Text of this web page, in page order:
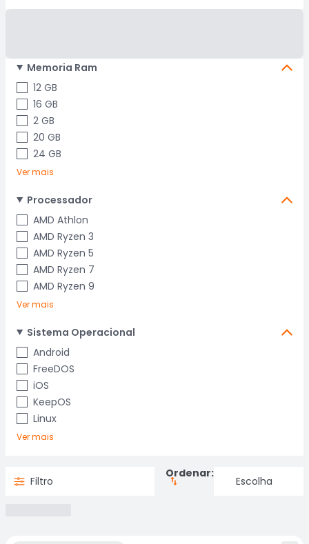
Memoria Ram
12 GB
16 GB
2 GB
20 GB
24 GB
Ver mais
Processador
AMD Athlon
AMD Ryzen 3
AMD Ryzen 5
AMD Ryzen 7
AMD Ryzen 9
Ver mais
Sistema Operacional
Android
FreeDOS
iOS
KeepOS
Linux
Ver mais
Filtro
Ordenar: